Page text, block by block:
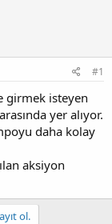
#1
girmek isteyen
yer alıyor.
daha kolay
aksiyon
ol.